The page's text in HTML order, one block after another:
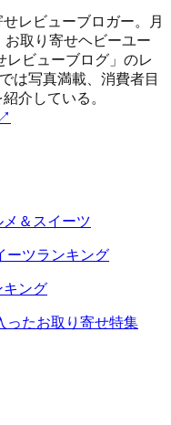
レビューブロガー。月
取り寄せヘビーユー
レビューブログ」のレ
は写真満載、消費者目
介している。
↗
＆スイーツ
ーツランキング
キング
ったお取り寄せ特集